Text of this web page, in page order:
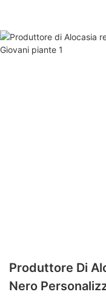
Produttore Di
Nero